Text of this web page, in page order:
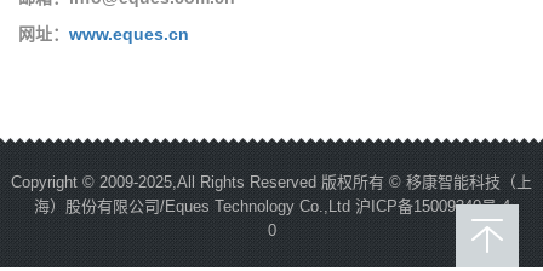
网址： www.eques.cn
Copyright © 2009-2025,All Rights Reserved 版权所有 © 移康智能科技（上
海）股份有限公司/Eques Technology Co.,Ltd 沪ICP备15009340号-4
0